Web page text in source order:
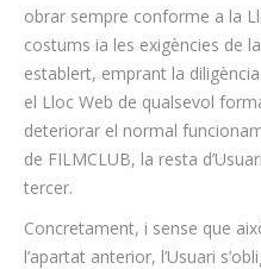
obrar sempre conforme a la
costums ia les exigències de
establert, emprant la
el Lloc Web de qualsevol
deteriorar el normal
de FILMCLUB, la resta
tercer.
Concretament, i sense que
l’apartat anterior, l’Usuari